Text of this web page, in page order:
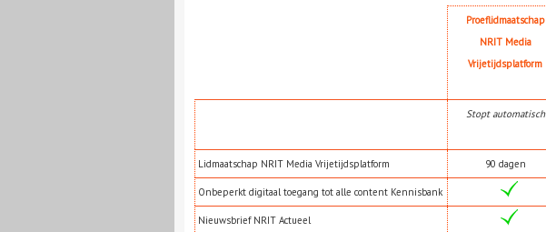
Proeflidmaatschap
NRIT Media
Vrijetijdsplatform
Stopt automatisch
Lidmaatschap NRIT Media Vrijetijdsplatform 90 dagen
Onbeperkt digitaal toegang tot alle content Kennisbank
Nieuwsbrief NRIT Actueel